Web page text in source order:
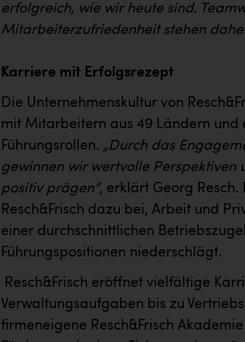
erfolgreich, wie wir heute sind.
Mitarbeiterzufriedenheit stehen
Karriere mit Erfolgsrezept
Die Unternehmenskultur von
mit Mitarbeitern aus 49 Ländern und
Führungsrollen. „Durch das
gewinnen wir wertvolle Perspektiven
positiv prägen“, erklärt Georg
Resch&Frisch dazu bei, Arbeit und
einer durchschnittlichen
Führungspositionen niederschlägt.
Resch&Frisch eröffnet vielfältige
Verwaltungsaufgaben bis zu
firmeneigene Resch&Frisch